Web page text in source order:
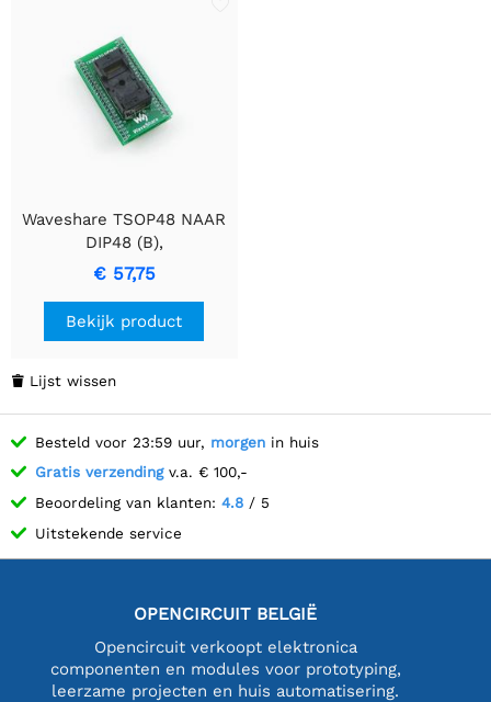
Waveshare TSOP48 NAAR
DIP48 (B),
Programmeeradapter
€ 57,75
Bekijk product
 Lijst wissen
Besteld voor 23:59 uur, morgen in huis
Gratis verzendingv.a. € 100,-
Beoordeling van klanten: 4.8 / 5
Uitstekende service
OPENCIRCUIT BELGIË
Opencircuit verkoopt elektronica
componenten en modules voor prototyping,
leerzame projecten en huis automatisering.